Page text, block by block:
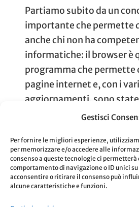
Gestisci
Per fornire le migliori esperienze,
per memorizzare e/o accedere alle
consenso a queste tecnologie ci
comportamento di navigazione o ID unici su
acconsentire o ritirare il consenso può
alcune caratteristiche e funzioni.
Partiamo subito da un
importante che permette
anche chi non ha
informatiche: il browser è
programma che permette
pagine internet e, con i vari
aggiornamenti, sono
nuove funzioni. Lo
dalla più importante fino
Aggiornato Il 8 Gennaio 2022